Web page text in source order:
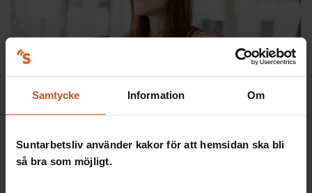
Samtycke Information Om
Suntarbetsliv använder kakor för att hemsidan ska bli
så bra som möjligt.
Så gör andra
Vad är samverkan?
arbetar tillsammans för en god arbetsmiljö. Det bidrar
också till delaktighet och inflytande.